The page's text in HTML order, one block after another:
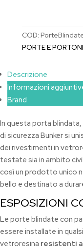
COD:
PORTE E PORTONI
Descrizione
Informazioni
Brand
In questa porta
di sicurezza Bunker si
dei rivestimenti in
testate sia in ambito
così un prodotto unico
bello e destinato a
ESPOSIZIONI
Le porte blindate con
essere installate in
vetroresina resistenti